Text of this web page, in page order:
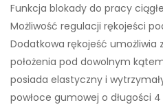
Funkcja blokady do pracy
Możliwość regulacji rękojeści
Dodatkowa rękojeść umożliwia
położenia pod dowolnym
posiada elastyczny i
powłoce gumowej o długości